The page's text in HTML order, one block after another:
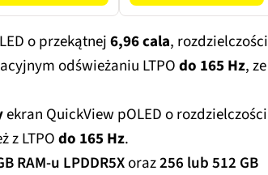
o przekątnej6,96 cala, rozdzielczości
odświeżaniu LTPOdo 165 Hz, ze
ekran QuickView pOLED o rozdzielczości
z LTPOdo 165 Hz.
RAM-u LPDDR5Xoraz256 lub 512 GB